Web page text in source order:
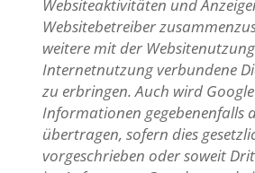
Websiteaktivitäten und
Websitebetreiber
weitere mit der
Internetnutzung verbundene
zu erbringen. Auch wird
Informationen gegebenenfalls
übertragen, sofern dies
vorgeschrieben oder soweit